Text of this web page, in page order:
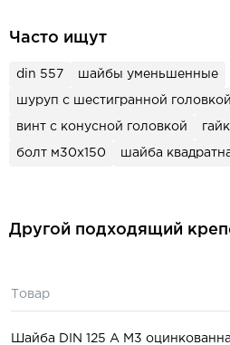
Часто ищут
din 557 шайбы уменьшенные
шуруп с шестигранной головкой
винт с конусной головкой
болт м30х150 шайба
Другой подходящий
Товар
Шайба DIN 125 A М3